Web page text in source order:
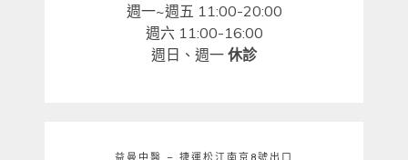
週一~週五 11:00-20:00
週六 11:00-16:00
週日、週一 休診